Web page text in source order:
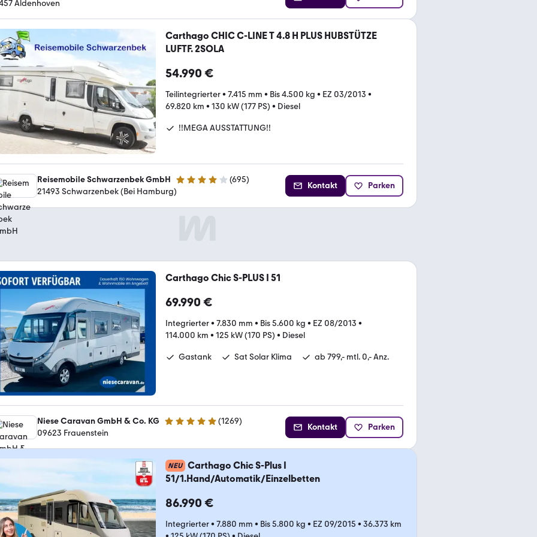
Aldenhoven
Carthago CHIC C-LINE T 4.8 H PLUS HUBSTÜTZE
LUFTF. 2SOLA
54.990 €
Teilintegrierter• 7.415 mm • Bis 4.500 kg • EZ 03/2013 •
69.820 km • 130 kW (177 PS) • Diesel
!!MEGA AUSSTATTUNG!!
Reisemobile Schwarzenbek GmbH 4 Sterne (695)
21493 Schwarzenbek (Bei Hamburg)
Kontakt Parken
Carthago Chic S-PLUS I 51
69.990 €
Integrierter• 7.830 mm • Bis 5.600 kg • EZ 08/2013 •
114.000 km • 125 kW (170 PS) • Diesel
Gastank Sat Solar Klima ab 799,- mtl. 0,- Anz.
Niese Caravan GmbH & Co. KG 4.9 Sterne (1269)
09623 Frauenstein
Kontakt Parken
NEU
Carthago Chic S-Plus I
51/1.Hand/Automatik/Einzelbetten
86.990 €
Integrierter• 7.880 mm • Bis 5.800 kg • EZ 09/2015 • 36.373 km